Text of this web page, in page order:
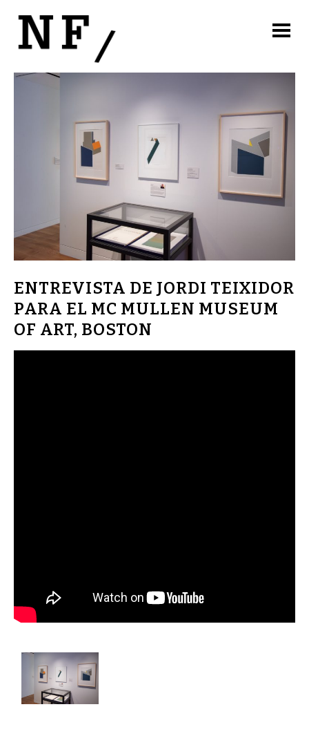
ENTREVISTA DE JORDI TEIXIDOR
PARA EL MC MULLEN MUSEUM
OF ART, BOSTON